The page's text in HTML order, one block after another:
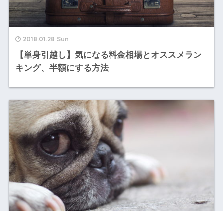
2018.01.28 Sun
【単身引越し】気になる料金相場とオススメラン
キング、半額にする方法